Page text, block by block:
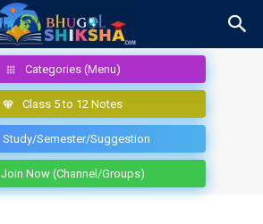
Categories (Menu)
Class 5 to 12 Notes
Study/Semester/Suggestion
Join Now (Channel/Groups)